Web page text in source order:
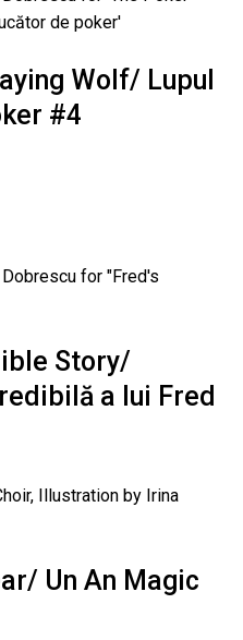
Wolf/ Lupul
#4
Story/
a lui Fred
Un An Magic